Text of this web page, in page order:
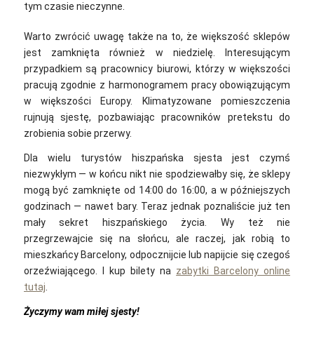
tym czasie nieczynne.
Warto zwrócić uwagę także na to, że większość sklepów
jest zamknięta również w niedzielę. Interesującym
przypadkiem są pracownicy biurowi, którzy w większości
pracują zgodnie z harmonogramem pracy obowiązującym
w większości Europy. Klimatyzowane pomieszczenia
rujnują sjestę, pozbawiając pracowników pretekstu do
zrobienia sobie przerwy.
Dla wielu turystów hiszpańska sjesta jest czymś
niezwykłym — w końcu nikt nie spodziewałby się, że sklepy
mogą być zamknięte od 14:00 do 16:00, a w późniejszych
godzinach — nawet bary. Teraz jednak poznaliście już ten
mały sekret hiszpańskiego życia. Wy też nie
przegrzewajcie się na słońcu, ale raczej, jak robią to
mieszkańcy Barcelony, odpocznijcie lub napijcie się czegoś
orzeźwiającego. I kup bilety na zabytki Barcelony online
tutaj
Życzymy wam miłej sjesty!